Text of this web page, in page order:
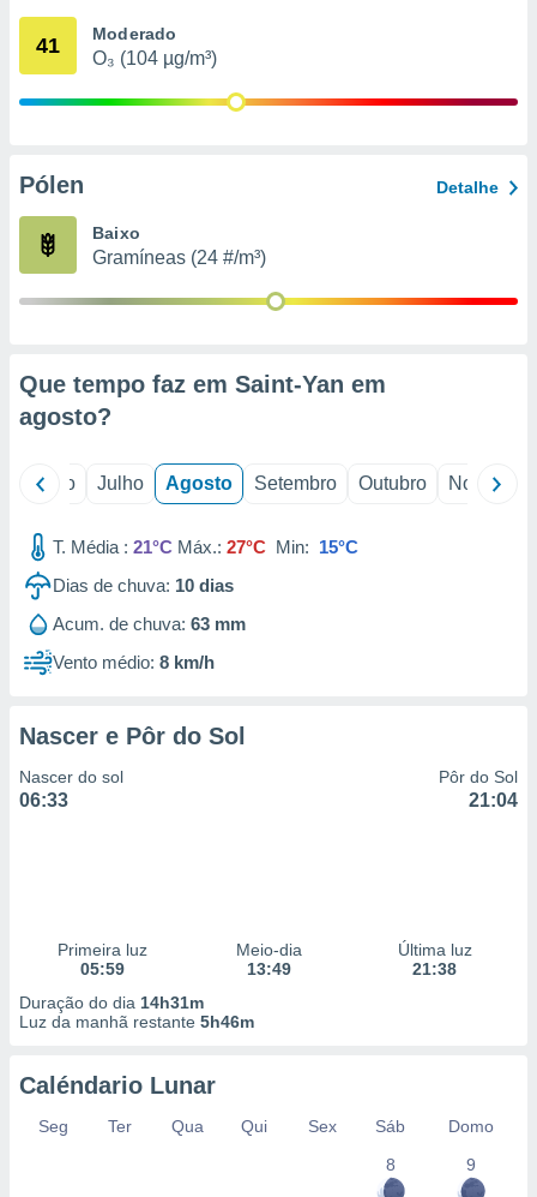
através
estudos
1199
41 Moderado
O₃ (104 µg/m³)
Pólen Detalhe
Baixo
Gramíneas (24 #/m³)
Que tempo faz em Saint-Yan em
agosto?
Junho Julho Agosto Setembro Outubro Novembro
T. Média : 21°C Máx.: 27°C Min: 15°C
Dias de chuva: 10 dias
Acum. de chuva: 63 mm
Vento médio: 8 km/h
Nascer e Pôr do Sol
Nascer do sol
06:33
Pôr do Sol
21:04
Primeira luz
05:59
Meio-dia
13:49
Última luz
21:38
Duração do dia 14h31m
Luz da manhã restante 5h46m
Caléndario Lunar
Seg Ter Qua Qui Sex Sáb
Domo
8
9